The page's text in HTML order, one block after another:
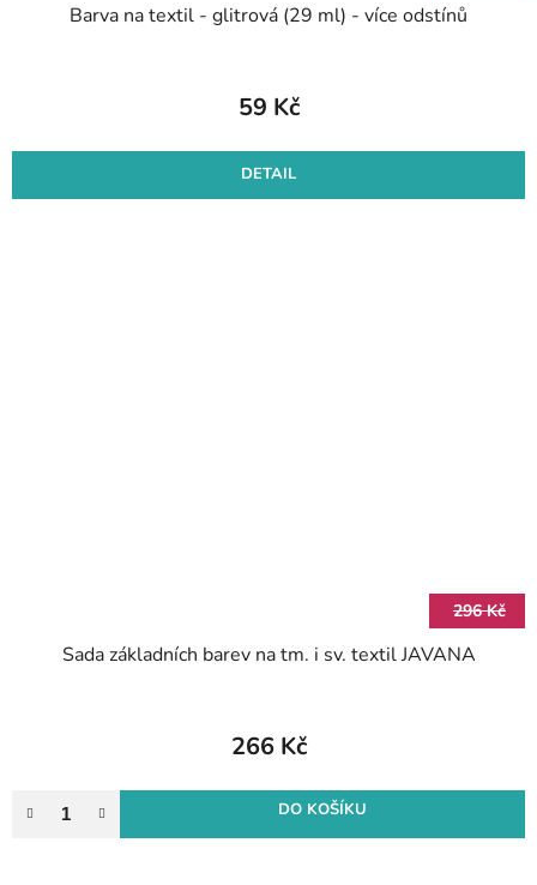
Barva na textil - glitrová (29 ml) - více odstínů
59 Kč
DETAIL
296 Kč
Sada základních barev na tm. i sv. textil JAVANA
266 Kč
DO KOŠÍKU